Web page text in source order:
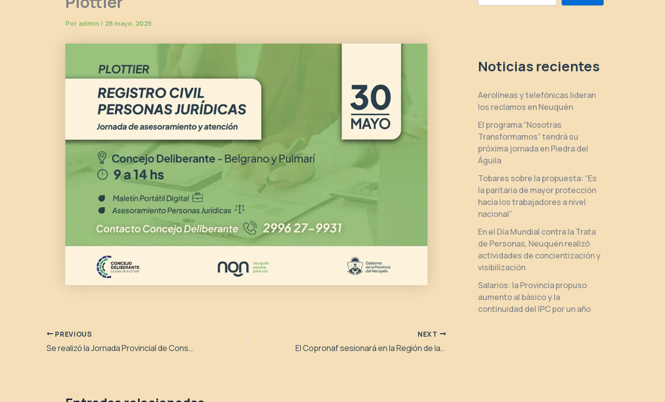
Por admin / 28 mayo, 2025
PREVIOUS
Se realizó la Jornada Provincial de Consumos Problemáticos
NEXT
El Copronaf sesionará en la Región de la Comarca
Noticias recientes
Aerolíneas y telefónicas lideran
los reclamos en Neuquén
El programa “Nosotras
Transformamos” tendrá su
próxima jornada en Piedra del
Águila
Tobares sobre la propuesta: “Es
la paritaria de mayor protección
hacia los trabajadores a nivel
nacional”
En el Día Mundial contra la Trata
de Personas, Neuquén realizó
actividades de concientización y
visibilización
Salarios: la Provincia propuso
aumento al básico y la
continuidad del IPC por un año